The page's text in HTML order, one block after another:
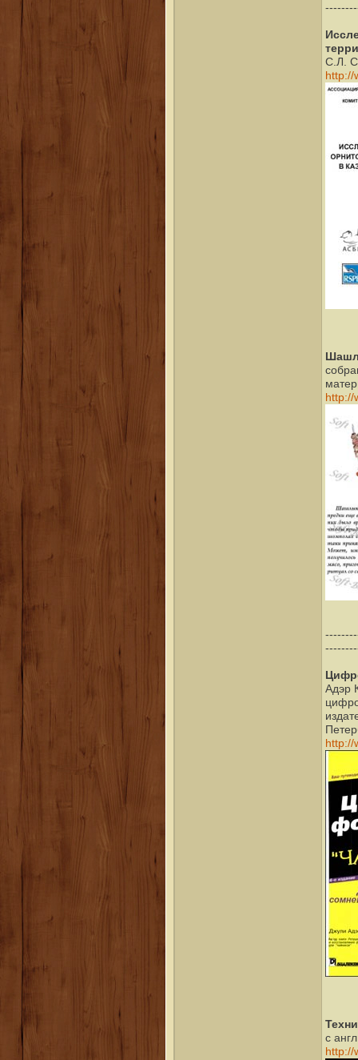
С.Л.
http://
http://
Адэр
http://
с
http://